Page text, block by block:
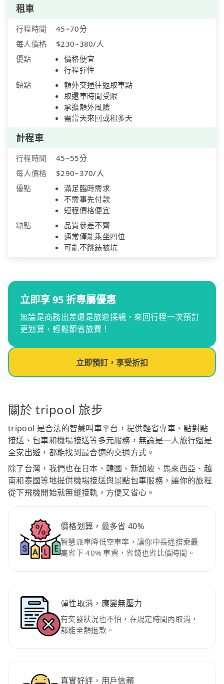
租車
行程時間
45~70分
每人價格
$230~380/人
優點
價格便宜
行程彈性
缺點
額外交通往返取車點
取還車時間受限
承擔額外風險
需當天來回或租多天
計程車
行程時間
45~55分
每人價格
$290~370/人
優點
滿足臨時需求
不需事先付款
短程價格便宜
缺點
品質參差不齊
通常僅能乘坐四位
可能不跳錶被坑
立即享 95 折專屬優惠
無論是商務出差還是旅遊探親，來回行程一次預訂
更划算，輕鬆節省旅費！
立即預訂，享受折扣
關於 tripool 旅步
tripool 是合法的智慧叫車平台，提供輕省專車、點對點
接送、包車和機場接送等多元服務，無論是一人旅行還是
全家出遊，都能找到最合適的交通方式。
除了台灣，我們也在日本、韓國、新加坡、馬來西亞、越
南和泰國等地提供機場接送與景點包車服務，讓你的旅程
從下飛機開始就無縫接軌，方便又省心。
價格划算，最多省 40%
智慧派車降低空車率，讓你中長途搭乘最
高省下 40% 車資，省錢也省比價時間。
彈性取消，應變無壓力
有突發狀況也不怕，在規定時間內取消，
都能全額退款。
真實好評，用戶信賴